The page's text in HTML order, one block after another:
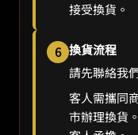
接受換貨。
6 換貨流程
請先聯絡我
客人需攜同
市辦理換貨